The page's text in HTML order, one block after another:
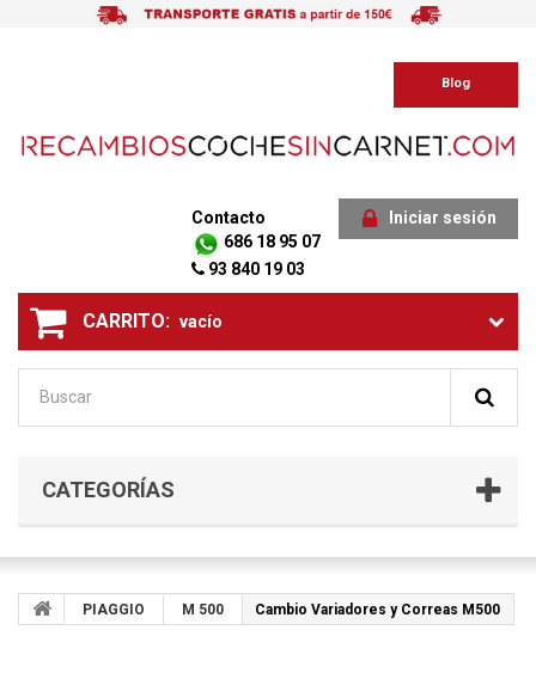
Blog
Iniciar sesión
Contacto
686 18 95 07
93 840 19 03
CARRITO: vacío
CATEGORÍAS
PIAGGIO M 500 Cambio Variadores y Correas M500